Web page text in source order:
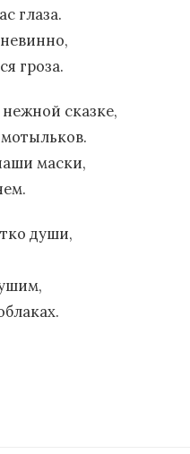
глаза.
гроза.
нежной сказке,
маски,
души,